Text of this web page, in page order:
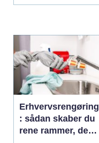
Erhvervsrengøring
: sådan skaber du
rene rammer, der